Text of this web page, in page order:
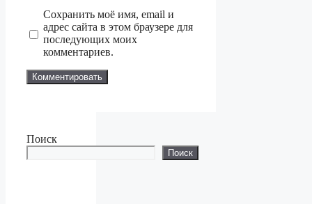
Сохранить моё имя, email и
адрес сайта в этом браузере для
последующих моих
комментариев.
Поиск
Поиск